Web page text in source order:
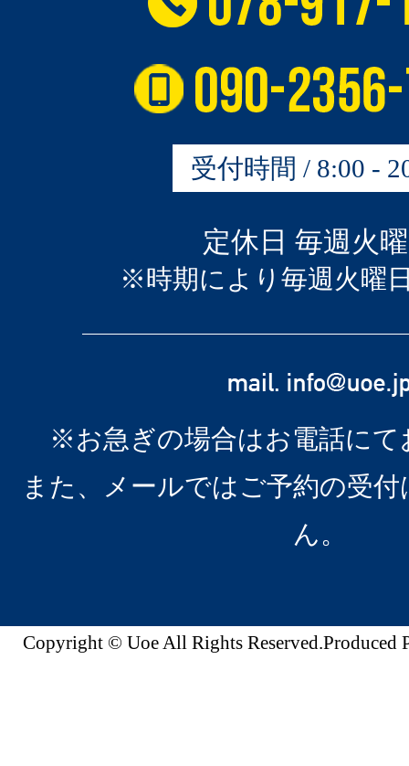
受付時間 / 8:00 -
定休日 毎週火
※時期により毎週火曜
※お急ぎの場合はお電話にて
また、メールではご予約の受
ん。
Copyright © Uoe All Rights Reserved.Produced